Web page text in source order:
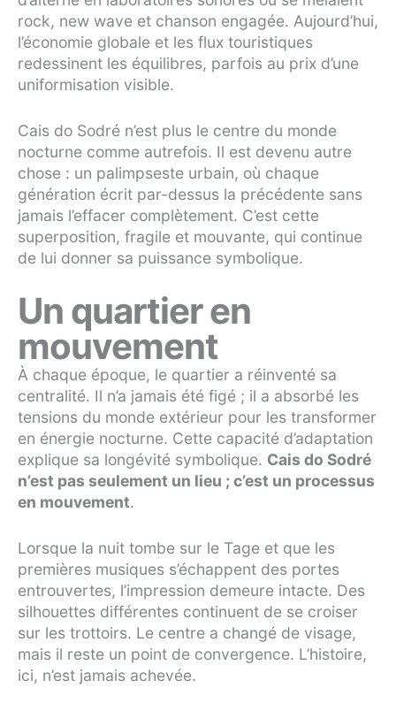
rock, new wave et chanson engagée. Aujourd’hui,
l’économie globale et les flux touristiques
redessinent les équilibres, parfois au prix d’une
uniformisation visible.
Cais do Sodré n’est plus le centre du monde
nocturne comme autrefois. Il est devenu autre
chose : un palimpseste urbain, où chaque
génération écrit par-dessus la précédente sans
jamais l’effacer complètement. C’est cette
superposition, fragile et mouvante, qui continue
de lui donner sa puissance symbolique.
Un quartier en
mouvement
À chaque époque, le quartier a réinventé sa
centralité. Il n’a jamais été figé ; il a absorbé les
tensions du monde extérieur pour les transformer
en énergie nocturne. Cette capacité d’adaptation
explique sa longévité symbolique. Cais do Sodré
n’est pas seulement un lieu ; c’est un processus
en mouvement.
Lorsque la nuit tombe sur le Tage et que les
premières musiques s’échappent des portes
entrouvertes, l’impression demeure intacte. Des
silhouettes différentes continuent de se croiser
sur les trottoirs. Le centre a changé de visage,
mais il reste un point de convergence. L’histoire,
ici, n’est jamais achevée.